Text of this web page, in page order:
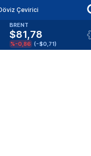
Çevirici
BRENT
$81,78
%-0,86 (-$0,71)